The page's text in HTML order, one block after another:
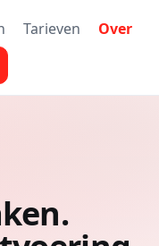
Tarieven
Over